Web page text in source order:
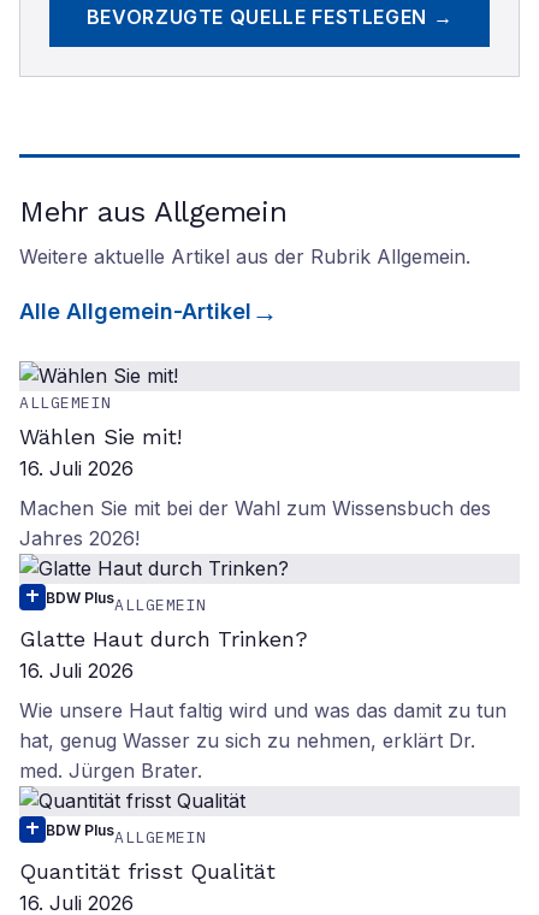
BEVORZUGTE QUELLE FESTLEGEN →
Mehr aus Allgemein
Weitere aktuelle Artikel aus der Rubrik Allgemein.
Alle Allgemein-Artikel
ALLGEMEIN
Wählen Sie mit!
16. Juli 2026
Machen Sie mit bei der Wahl zum Wissensbuch des
Jahres 2026!
BDW PlusALLGEMEIN
Glatte Haut durch Trinken?
16. Juli 2026
Wie unsere Haut faltig wird und was das damit zu tun
hat, genug Wasser zu sich zu nehmen, erklärt Dr.
med. Jürgen Brater.
BDW PlusALLGEMEIN
Quantität frisst Qualität
16. Juli 2026